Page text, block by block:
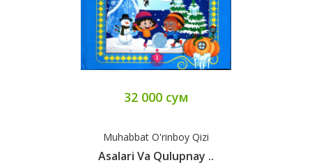
32 000 сум
Muhabbat O'rinboy Qizi
Asalari Va Qulupnay ..